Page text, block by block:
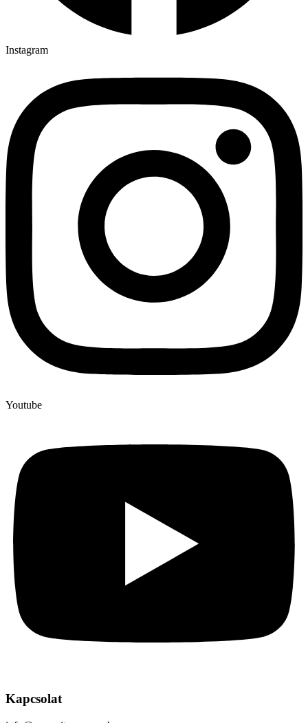
Instagram
Youtube
Kapcsolat